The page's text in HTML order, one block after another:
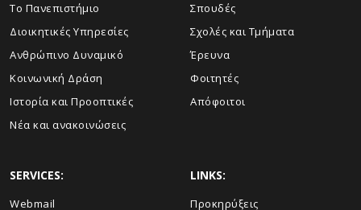
Το Πανεπιστήμιο
Διοικητικές Υπηρεσίες
Ανθρώπινο Δυναμικό
Κοινωνική Δράση
Ιστορία και Προοπτικές
Νέα και ανακοινώσεις
Σπουδές
Σχολές και Τμήματα
Έρευνα
Φοιτητές
Απόφοιτοι
SERVICES:
Webmail
LINKS:
Προκηρύξεις